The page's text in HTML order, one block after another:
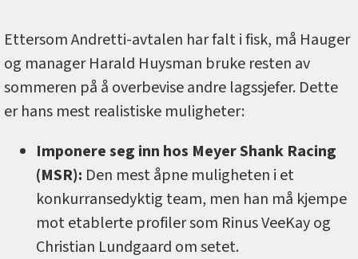
Ettersom Andretti-avtalen har falt i fisk, må Hauger
og manager Harald Huysman bruke resten av
sommeren på å overbevise andre lagssjefer. Dette
er hans mest realistiske muligheter:
Imponere seg inn hos Meyer Shank Racing
(MSR): Den mest åpne muligheten i et
konkurransedyktig team, men han må kjempe
mot etablerte profiler som Rinus VeeKay og
Christian Lundgaard om setet.